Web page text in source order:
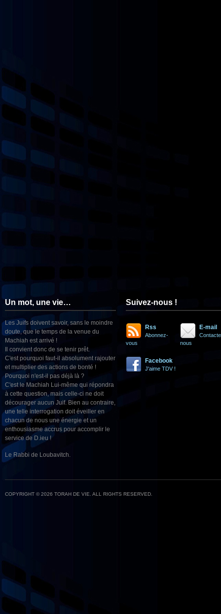
Un mot, une vie…
Les Juifs doivent savoir, sans le moindre
doute, que le temps de la venue du
Machiah est arrivé !
Il convient donc de se tenir prêt.
C'est pourquoi faut-il absolument rajouter
et multiplier des actions de bonté !
Pourquoi n'est-il pas déjà là ?
C'est le Machiah Lui-même qui répondra
à cette question, mais celle-ci ne doit
décourager aucun Juif. Bien au contraire,
une telle interrogation doit éveiller en
chacun de nous une énergie et un
enthousiasme accrus pour accomplir le
service de D.ieu !
Le Rabbi de Loubavitch.
Suivez-nous !
Rss
Abonnez-
vous
E-mail
nous
Facebook
J'aime TDV !
COPYRIGHT © 2026 TORAH DE VIE. ALL RIGHTS RESERVED.